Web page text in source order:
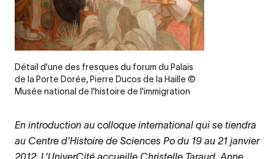
Legende
Détail d'une des fresques du forum du Palais
de la Porte Dorée, Pierre Ducos de la Haille ©
Musée national de l'histoire de l'immigration
En introduction au colloque international qui se tiendra
au Centre d'Histoire de Sciences Po du 19 au 21 janvier